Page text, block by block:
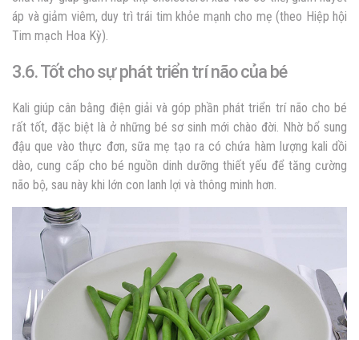
áp và giảm viêm, duy trì trái tim khỏe mạnh cho mẹ (theo Hiệp hội
Tim mạch Hoa Kỳ).
3.6. Tốt cho sự phát triển trí não của bé
Kali giúp cân bằng điện giải và góp phần phát triển trí não cho bé
rất tốt, đặc biệt là ở những bé sơ sinh mới chào đời. Nhờ bổ sung
đậu que vào thực đơn, sữa mẹ tạo ra có chứa hàm lượng kali dồi
dào, cung cấp cho bé nguồn dinh dưỡng thiết yếu để tăng cường
não bộ, sau này khi lớn con lanh lợi và thông minh hơn.